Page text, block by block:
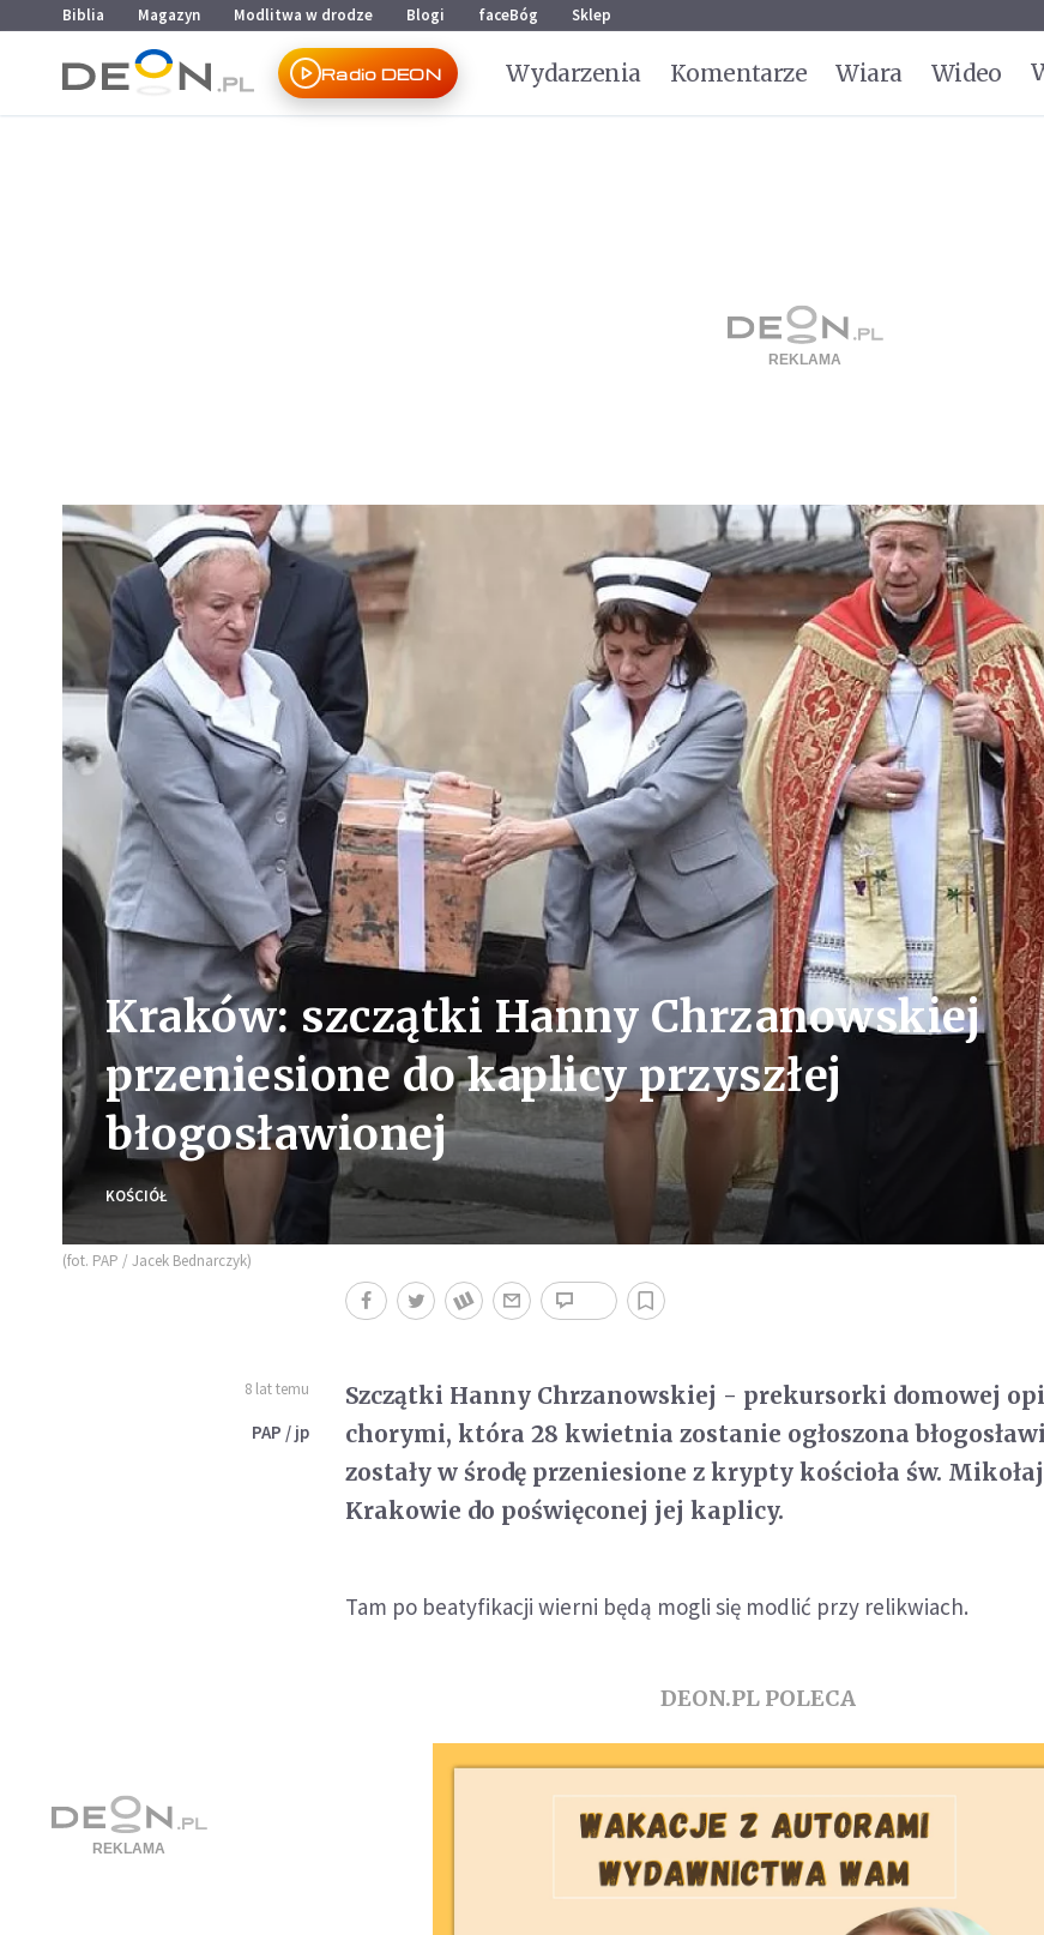
Przejdź do menu głównego
Przejdź do treści
Biblia Magazyn Modlitwa w drodze Blogi faceBóg Sklep
Radio DEON Wydarzenia Komentarze Wiara Wideo
Kraków: szczątki Hanny Chrzanowskiej
przeniesione do kaplicy przyszłej
błogosławionej
KOŚCIÓŁ
(fot. PAP / Jacek Bednarczyk)
8 lat temu
PAP / jp
Szczątki Hanny Chrzanowskiej - prekursorki domowej
chorymi, która 28 kwietnia zostanie ogłoszona
zostały w środę przeniesione z krypty kościoła św.
Krakowie do poświęconej jej kaplicy.
Tam po beatyfikacji wierni będą mogli się modlić przy relikwiach.
DEON.PL POLECA